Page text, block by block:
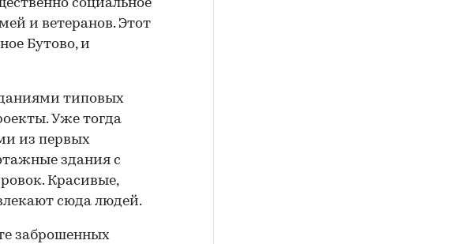
социальное
и ветеранов. Этот
Бутово, и
типовых
Уже тогда
из первых
здания с
Красивые,
сюда людей.
заброшенных